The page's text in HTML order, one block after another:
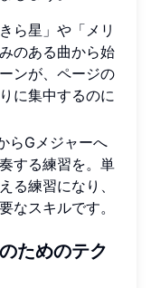
ら星」や「メリ
のある曲から始
ンが、ページの
に集中するのに
らGメジャーへ
する練習を。単
る練習になり、
なスキルです。
ためのテク